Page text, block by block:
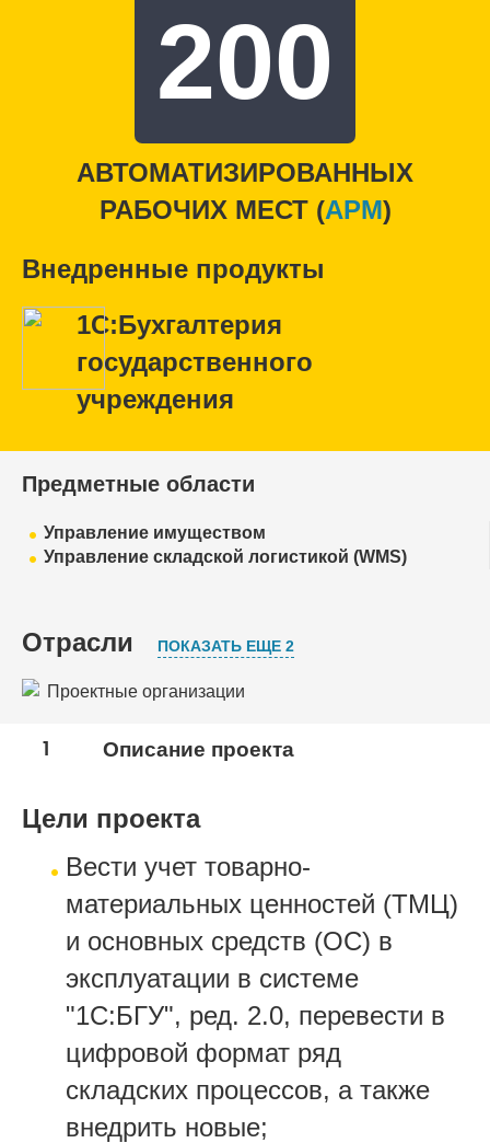
200
АВТОМАТИЗИРОВАННЫХ
РАБОЧИХ МЕСТ (APM)
Внедренные продукты
1С:Бухгалтерия
государственного
учреждения
Предметные области
Управление имуществом
Управление складской логистикой (WMS)
Отрасли ПОКАЗАТЬ ЕЩЕ 2
Проектные организации
Профессиональные услуги
1 Описание проекта
Цели проекта
Вести учет товарно-
материальных ценностей (ТМЦ)
и основных средств (ОС) в
эксплуатации в системе
"1С:БГУ", ред. 2.0, перевести в
цифровой формат ряд
складских процессов, а также
внедрить новые;